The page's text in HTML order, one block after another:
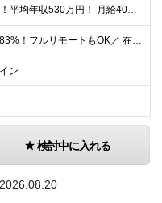
★還元率最大80%！平均年収530万円！ 月給40万円～60万円＋業績賞与 想定年収：年収500万円～800万円 ※スキルやご経験、担当案件により変動します ◎スキルや経験を考慮し、優遇します
＼リモート案件が83%！フルリモートもOK／ 在宅勤務、または東京、神奈川、埼玉、千葉のプロジェクト先 ★リモート率83%！フルリモート案件も多数！ ★転居を伴う転勤はありません ■本社 東京都港区
ン
検討中に入れる
2026.08.20